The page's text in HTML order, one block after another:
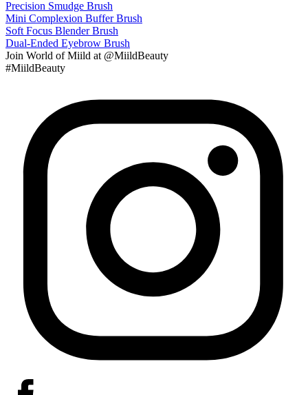
Precision Smudge Brush
Mini Complexion Buffer Brush
Soft Focus Blender Brush
Dual-Ended Eyebrow Brush
Join World of Miild at @MiildBeauty
#MiildBeauty